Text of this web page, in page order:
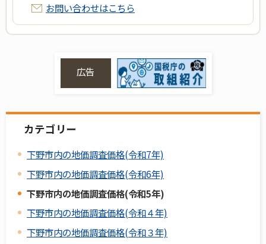
お問い合わせはこちら
広告
カテゴリー
下野市内の地価調査価格(令和7年)
下野市内の地価調査価格(令和6年)
下野市内の地価調査価格(令和5年)
下野市内の地価調査価格(令和４年)
下野市内の地価調査価格(令和３年)